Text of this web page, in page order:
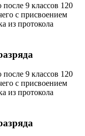
9 классов 120
с присвоением
из протокола
9 классов 120
с присвоением
из протокола